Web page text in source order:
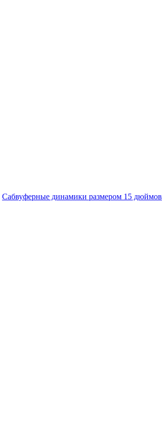
Сабвуферные динамики размером 15 дюймов